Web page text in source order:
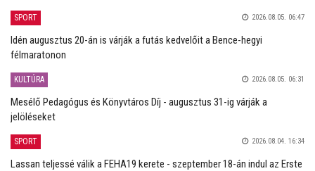
SPORT 2026.08.05. 06:47
Idén augusztus 20-án is várják a futás kedvelőit a Bence-hegyi
félmaratonon
KULTÚRA 2026.08.05. 06:31
Mesélő Pedagógus és Könyvtáros Díj - augusztus 31-ig várják a
jelöléseket
SPORT 2026.08.04. 16:34
Lassan teljessé válik a FEHA19 kerete - szeptember 18-án indul az Erste